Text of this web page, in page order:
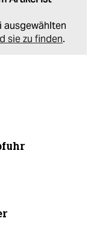
sie zu finden.